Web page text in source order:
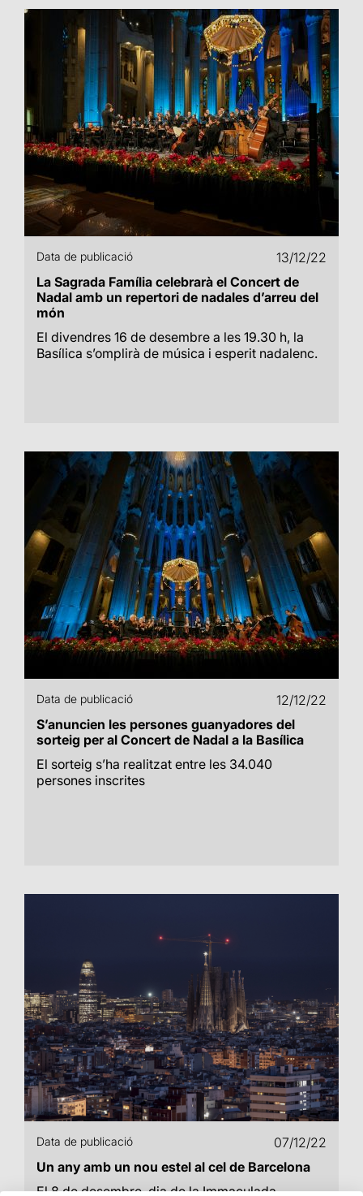
Data de publicació
13/12/22
La Sagrada Família celebrarà el Concert de
Nadal amb un repertori de nadales d’arreu del
món
El divendres 16 de desembre a les 19.30 h, la
Basílica s’omplirà de música i esperit nadalenc.
Data de publicació
12/12/22
S’anuncien les persones guanyadores del
sorteig per al Concert de Nadal a la Basílica
El sorteig s’ha realitzat entre les 34.040
persones inscrites
Data de publicació
07/12/22
Un any amb un nou estel al cel de Barcelona
El 8 de desembre, dia de la Immaculada